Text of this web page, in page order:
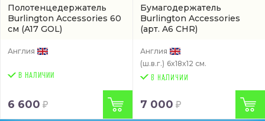
Полотенцедержатель
Burlington Accessories 60
см (A17 GOL)
Англия
В НАЛИЧИИ
6 600
Бумагодержатель
Burlington Accessories
(арт. A6 CHR)
Англия
(ш.в.г.) 6x18x12 см.
7 000